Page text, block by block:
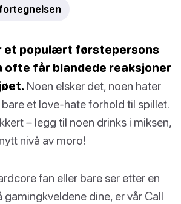
et populært førstepersons
ofte får blandede reaksjoner
Noen elsker det, noen hater
et love-hate forhold til spillet.
– legg til noen drinks i miksen,
nivå av moro!
fan eller bare ser etter en
dine, er vår Call